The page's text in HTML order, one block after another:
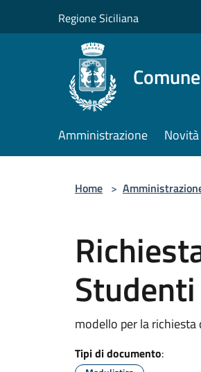
Regione Siciliana
Amministrazione Novità
Home >
modello per la
Tipi di documento: